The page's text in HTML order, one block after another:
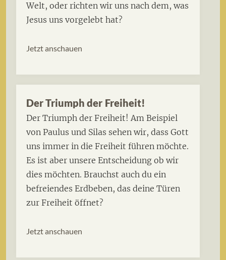
Welt, oder richten wir uns nach dem, was
Jesus uns vorgelebt hat?
Jetzt anschauen
Der Triumph der Freiheit!
Der Triumph der Freiheit! Am Beispiel
von Paulus und Silas sehen wir, dass Gott
uns immer in die Freiheit führen möchte.
Es ist aber unsere Entscheidung ob wir
dies möchten. Brauchst auch du ein
befreiendes Erdbeben, das deine Türen
zur Freiheit öffnet?
Jetzt anschauen